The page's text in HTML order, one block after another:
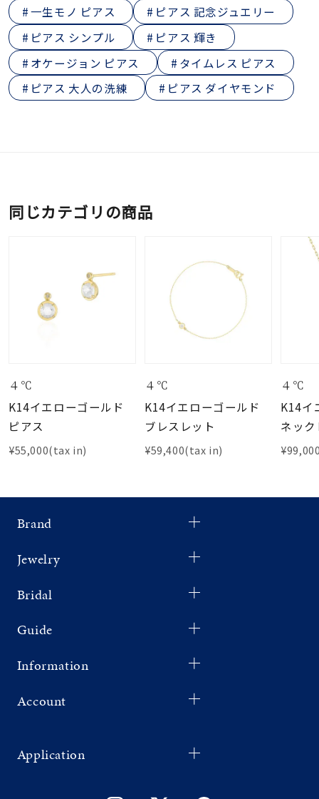
一生モノ ピアス
ピアス 記念ジュエリー
ピアス シンプル
ピアス 輝き
オケージョン ピアス
タイムレス ピアス
ピアス 大人の洗練
ピアス ダイヤモンド
同じカテゴリの商品
４℃
K14イエローゴールド
ピアス
¥55,000(tax in)
４℃
K14イエローゴールド
ブレスレット
¥59,400(tax in)
４℃
K14イ
ネッ
Brand
Jewelry
Bridal
Guide
Information
Account
Application